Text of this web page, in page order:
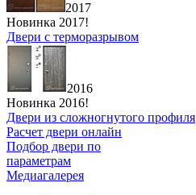
2017
Новинка 2017!
Двери с терморазрывом
2016
Новинка 2016!
Двери из сложногнутого профиля
Расчет двери онлайн
Подбор двери по
параметрам
Медиагалерея